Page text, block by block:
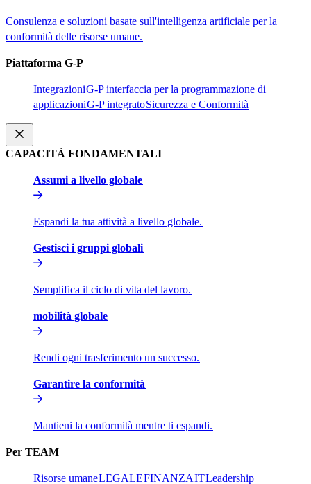
Consulenza e soluzioni basate sull'intelligenza artificiale per la
conformità delle risorse umane.​​
Piattaforma G-P​​
Integrazioni​​G-P interfaccia per la programmazione di
applicazioni​​G-P integrato​​Sicurezza e Conformità​​
CAPACITÀ FONDAMENTALI​​
Assumi a livello globale​​
Espandi la tua attività a livello globale.​​
Gestisci i gruppi globali​​
Semplifica il ciclo di vita del lavoro.​​
mobilità globale​​
Rendi ogni trasferimento un successo.​​
Garantire la conformità​​
Mantieni la conformità mentre ti espandi.​​
Per TEAM​​
Risorse umane​​LEGALE​​FINANZA​​IT​​Leadership​​